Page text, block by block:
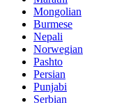
Mongolian
Burmese
Nepali
Norwegian
Pashto
Persian
Punjabi
Serbian